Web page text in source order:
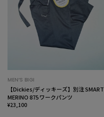
MEN’S BIGI
【Dickies/ディッキーズ】別注 SMART
MERINO 875 ワークパンツ
¥23,100